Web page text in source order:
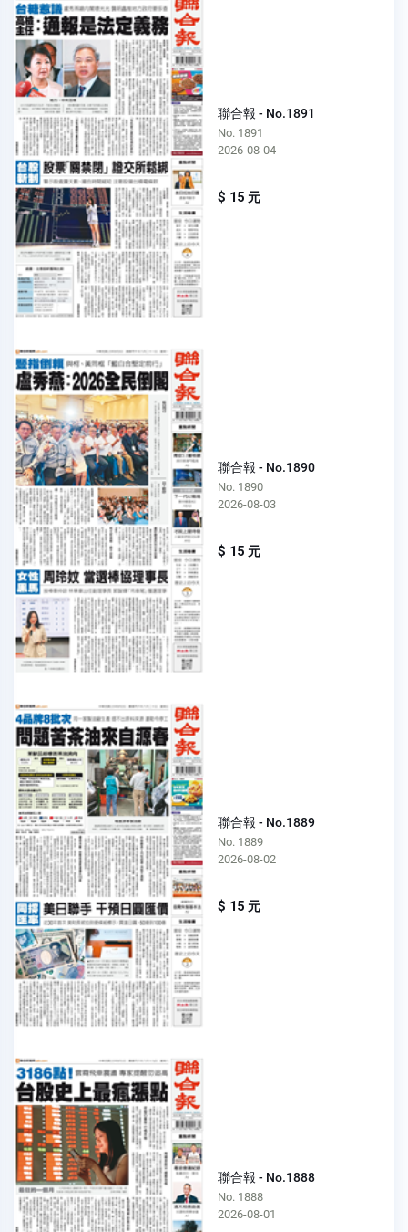
聯合報 - No.1891
No. 1891
2026-08-04
$ 15 元
聯合報 - No.1890
No. 1890
2026-08-03
$ 15 元
聯合報 - No.1889
No. 1889
2026-08-02
$ 15 元
聯合報 - No.1888
No. 1888
2026-08-01